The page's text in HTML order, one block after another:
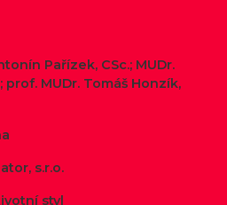
Pařízek, CSc.; MUDr.
prof. MUDr. Tomáš Honzík,
s.r.o.
styl